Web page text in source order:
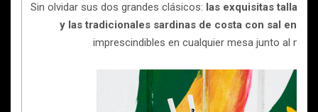
Sin olvidar sus dos grandes clásicos: las exquisitas
y las tradicionales sardinas de costa con sal en
imprescindibles en cualquier mesa junto al mar.